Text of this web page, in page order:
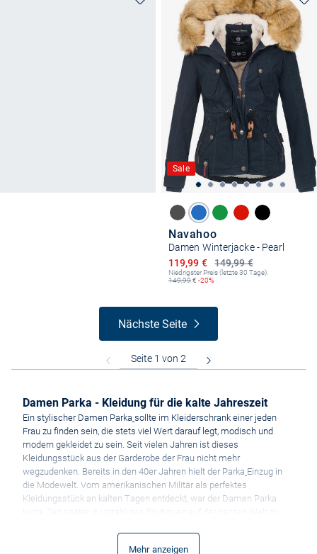
Sale
Navahoo
Damen Winterjacke - Pearl
149,99 €
Ermäßigter Preis
119,99 €
Niedrigster Preis (letzte 30 Tage):
149,99€ -20%
Nächste Seite
Damen Parka - Kleidung für die kalte Jahreszeit
Ein stylischer Damen Parka sollte im Kleiderschrank einer jeden
Frau zu finden sein, die stets viel Wert darauf legt, modisch und
modern gekleidet zu sein. Seit vielen Jahren ist dieses
Kleidungsstück aus der Garderobe der Frau nicht mehr
wegzudenken. Bereits in den 40er Jahren hielt der Parka Einzug in
die Modewelt. Vom amerikanischen Militär als perfektes
Kleidungsstück an kalten Tagen entdeckt, war der Damen Parka
seine vielseitige Einsetzbarkeit schätzt. Der Parka lässt sich nicht
Mehr anzeigen